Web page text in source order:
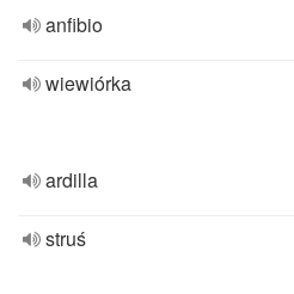
anfibio
wiewiórka
ardilla
struś